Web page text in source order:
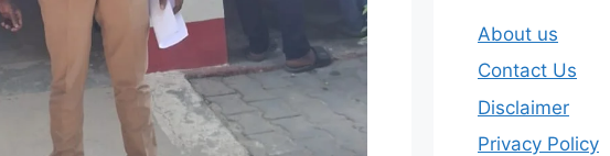
About us
Contact Us
Disclaimer
Privacy Policy